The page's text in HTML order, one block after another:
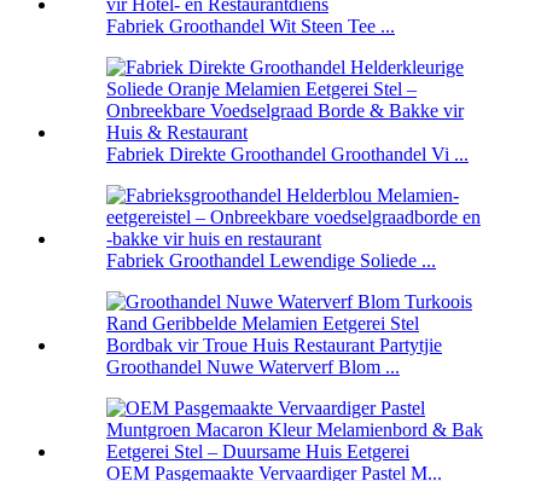
Fabriek Groothandel Wit Steen Tee ...
Fabriek Direkte Groothandel Groothandel Vi ...
Fabriek Groothandel Lewendige Soliede ...
Groothandel Nuwe Waterverf Blom ...
OEM Pasgemaakte Vervaardiger Pastel M...